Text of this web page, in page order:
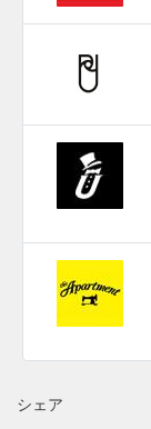
シェア